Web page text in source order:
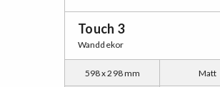
Touch 3
Wanddekor
598 x 298 mm Matt